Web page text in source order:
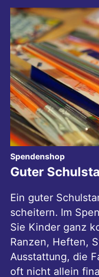
Spendenshop:
Guter
Ein guter
scheitern. Im
Sie Kinder ganz
Ranzen, Heften,
Ausstattung, die
oft nicht allein